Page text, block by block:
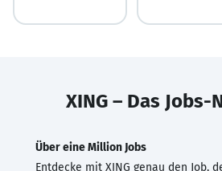
XING – Das
Über eine Million Jobs
Entdecke mit XING genau den Job,